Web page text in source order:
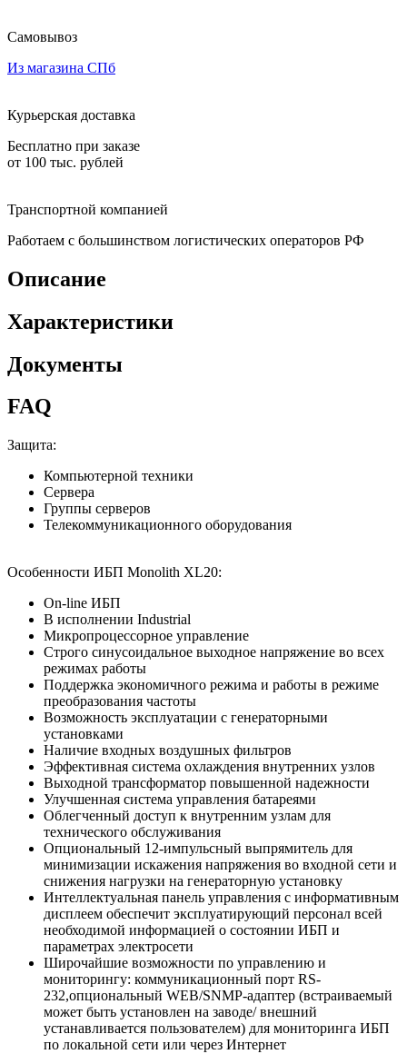
Самовывоз
Из магазина СПб
Курьерская доставка
Бесплатно при заказе
от 100 тыс. рублей
Транспортной компанией
Работаем с большинством логистических операторов РФ
Описание
Характеристики
Документы
FAQ
Защита:
Компьютерной техники
Сервера
Группы серверов
Телекоммуникационного оборудования
Особенности ИБП Monolith XL20:
On-line ИБП
В исполнении Industrial
Микропроцессорное управление
Строго синусоидальное выходное напряжение во всех
режимах работы
Поддержка экономичного режима и работы в режиме
преобразования частоты
Возможность эксплуатации с генераторными
установками
Наличие входных воздушных фильтров
Эффективная система охлаждения внутренних узлов
Выходной трансформатор повышенной надежности
Улучшенная система управления батареями
Облегченный доступ к внутренним узлам для
технического обслуживания
Опциональный 12-импульсный выпрямитель для
минимизации искажения напряжения во входной сети и
снижения нагрузки на генераторную установку
Интеллектуальная панель управления с информативным
дисплеем обеспечит эксплуатирующий персонал всей
необходимой информацией о состоянии ИБП и
параметрах электросети
Широчайшие возможности по управлению и
мониторингу: коммуникационный порт RS-
232,опциональный WEB/SNMP-адаптер (встраиваемый
может быть установлен на заводе/ внешний
устанавливается пользователем) для мониторинга ИБП
по локальной сети или через Интернет